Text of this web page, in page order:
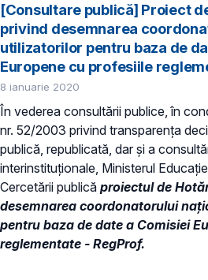
[Consultare publică] Proiect
privind desemnarea
utilizatorilor pentru baza de
Europene cu profesiile
8 ianuarie 2020
În vederea consultării publice, în
nr. 52/2003 privind transparenţa
publică, republicată, dar și a
interinstituționale, Ministerul
Cercetării publică proiectul de
desemnarea coordonatorului
pentru baza de date a Comisiei
reglementate - RegProf.